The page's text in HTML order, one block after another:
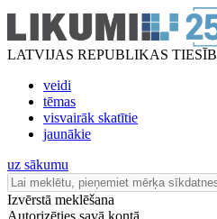
LATVIJAS REPUBLIKAS
veidi
tēmas
visvairāk skatītie
jaunākie
uz sākumu
Izvērstā meklēšana
Autorizēties savā kontā